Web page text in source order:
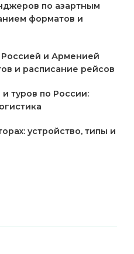
по азартным
форматов и
и Арменией
и расписание рейсов
туров по России:
устройство, типы и